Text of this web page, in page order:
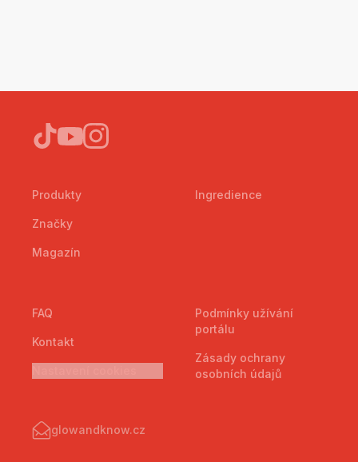
Produkty
Značky
Magazín
Ingredience
FAQ
Kontakt
Podmínky užívání
portálu
Zásady ochrany
osobních údajů
glowandknow.cz